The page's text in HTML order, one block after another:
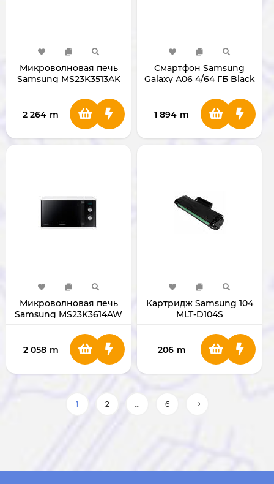
Микроволновая печь
Samsung MS23K3513AK
2 264 m
Смартфон Samsung
Galaxy A06 4/64 ГБ Black
1 894 m
Микроволновая печь
Samsung MS23K3614AW
2 058 m
Картридж Samsung 104
MLT-D104S
206 m
1 2 ... 6